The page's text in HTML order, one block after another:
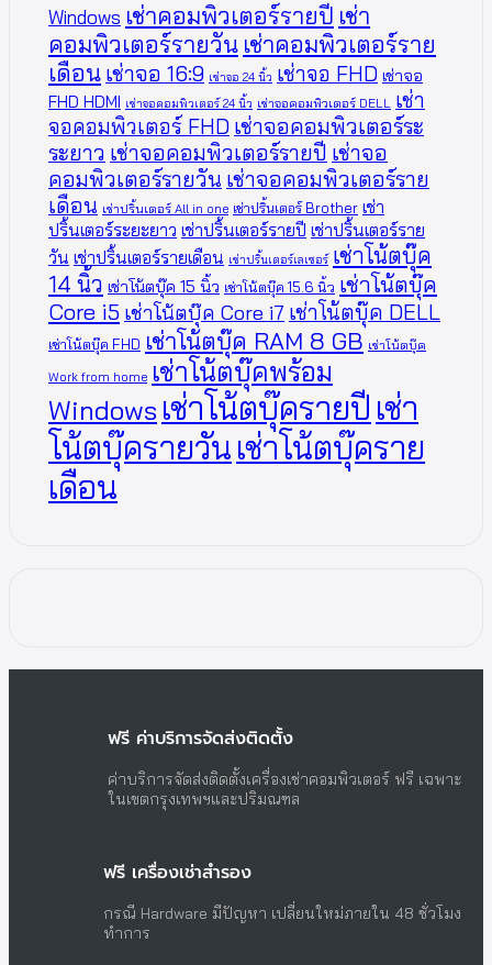
Windows เช่าคอมพิวเตอร์รายปี เช่า
คอมพิวเตอร์รายวัน เช่าคอมพิวเตอร์ราย
เดือน เช่าจอ 16:9 เช่าจอ 24 นิ้ว เช่าจอ FHD เช่าจอ
FHD HDMI เช่าจอคอมพิวเตอร์ 24 นิ้ว เช่าจอคอมพิวเตอร์ DELL
เช่า
จอคอมพิวเตอร์ FHD เช่าจอคอมพิวเตอร์ระ
ระยาว เช่าจอคอมพิวเตอร์รายปี เช่าจอ
คอมพิวเตอร์รายวัน เช่าจอคอมพิวเตอร์ราย
เดือน เช่าปริ้นเตอร์ All in one เช่าปริ้นเตอร์ Brother เช่า
ปริ้นเตอร์ระยะยาว เช่าปริ้นเตอร์รายปี เช่าปริ้นเตอร์ราย
วัน เช่าปริ้นเตอร์รายเดือน เช่าปริ้นเตอร์เลเซอร์ เช่าโน้ตบุ๊ค
14 นิ้ว เช่าโน้ตบุ๊ค 15 นิ้ว เช่าโน้ตบุ๊ค 15.6 นิ้ว เช่าโน้ตบุ๊ค
Core i5 เช่าโน้ตบุ๊ค Core i7 เช่าโน้ตบุ๊ค DELL
เช่าโน้ตบุ๊ค FHD เช่าโน้ตบุ๊ค RAM 8 GB เช่าโน้ตบุ๊ค
Work from home เช่าโน้ตบุ๊คพร้อม
Windows เช่าโน้ตบุ๊ครายปี เช่า
โน้ตบุ๊ครายวันเช่าโน้ตบุ๊คราย
เดือน
ฟรี ค่าบริการจัดส่งติดตั้ง
ค่าบริการจัดส่งติดตั้งเครื่องเช่าคอมพิวเตอร์ ฟรี เฉพาะ
ในเขตกรุงเทพฯและปริมณฑล
ฟรี เครื่องเช่าสำรอง
กรณี Hardware มีปัญหา เปลี่ยนใหม่ภายใน 48 ชั่วโมง
ทำการ